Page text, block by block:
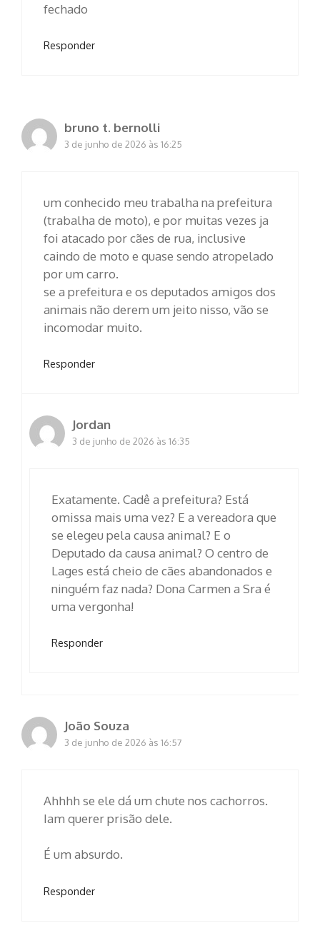
fechado
Responder
bruno t. bernolli
3 de junho de 2026 às 16:25
um conhecido meu trabalha na prefeitura
(trabalha de moto), e por muitas vezes ja
foi atacado por cães de rua, inclusive
caindo de moto e quase sendo atropelado
por um carro.
se a prefeitura e os deputados amigos dos
animais não derem um jeito nisso, vão se
incomodar muito.
Responder
Jordan
3 de junho de 2026 às 16:35
Exatamente. Cadê a prefeitura? Está
omissa mais uma vez? E a vereadora que
se elegeu pela causa animal? E o
Deputado da causa animal? O centro de
Lages está cheio de cães abandonados e
ninguém faz nada? Dona Carmen a Sra é
uma vergonha!
Responder
João Souza
3 de junho de 2026 às 16:57
Ahhhh se ele dá um chute nos cachorros.
Iam querer prisão dele.
É um absurdo.
Responder